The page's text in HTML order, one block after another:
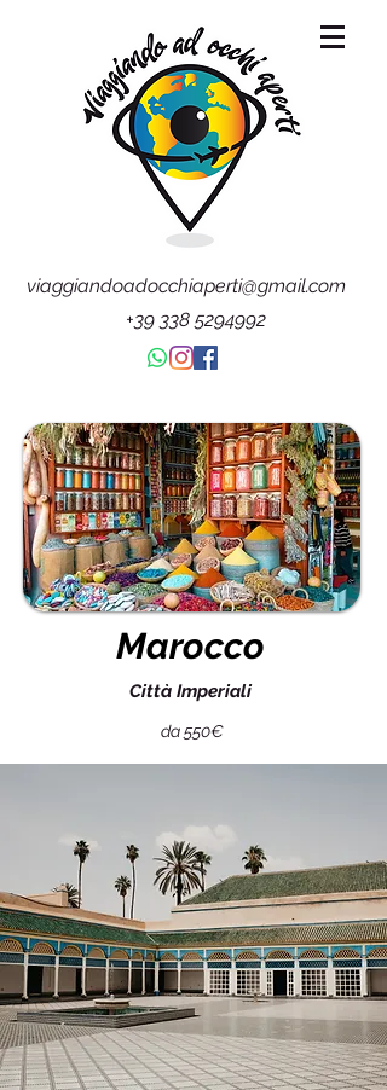
viaggiandoadocchiaperti@gmail.com
+39 338 5294992
Marocco
Città Imperiali
da 550€